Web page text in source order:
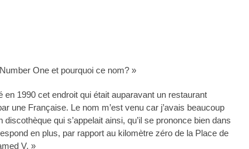
One et pourquoi ce nom? »
en 1990 cet endroit qui était auparavant un restaurant
une Française. Le nom m’est venu car j’avais beaucoup
qui s’appelait ainsi, qu’il se prononce bien dans
en plus, par rapport au kilomètre zéro de la Place de
V. »